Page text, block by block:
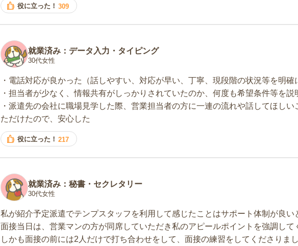
役に立った！ 309
就業済み：データ入力・タイピング
30代女性
・電話対応が良かった（話しやすい、対応が早い、丁寧、現段階の状況等を明確
・担当者が少なく、情報共有がしっかりされていたのか、何度も希望条件等を説
・派遣先の会社に職場見学した際、営業担当者の方に一連の流れや話してほし
ただけたので、安心した
役に立った！ 217
就業済み：秘書・セクレタリー
30代女性
私が紹介予定派遣でテンプスタッフを利用して感じたことはサポート体制が良い
面接当日は、営業マンの方が同席していただき私のアピールポイントを強調して
しかも面接の前には2人だけで打ち合わせをして、面接の練習をしてくださりま